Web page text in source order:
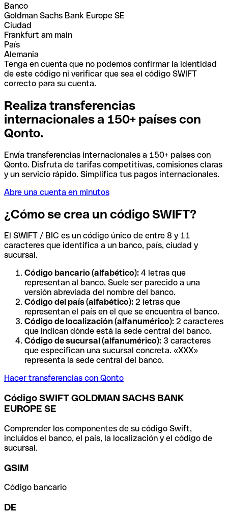
Banco
Goldman Sachs Bank Europe SE
Ciudad
Frankfurt am main
País
Alemania
Tenga en cuenta que no podemos confirmar la identidad
de este código ni verificar que sea el código SWIFT
correcto para su cuenta.
Realiza transferencias
internacionales a 150+ países con
Qonto.
Envía transferencias internacionales a 150+ países con
Qonto. Disfruta de tarifas competitivas, comisiones claras
y un servicio rápido. Simplifica tus pagos internacionales.
Abre una cuenta en minutos
¿Cómo se crea un código SWIFT?
El SWIFT / BIC es un código único de entre 8 y 11
caracteres que identifica a un banco, país, ciudad y
sucursal.
Código bancario (alfabético): 4 letras que
representan al banco. Suele ser parecido a una
versión abreviada del nombre del banco.
Código del país (alfabético): 2 letras que
representan el país en el que se encuentra el banco.
Código de localización (alfanumérico): 2 caracteres
que indican dónde está la sede central del banco.
Código de sucursal (alfanumérico): 3 caracteres
que especifican una sucursal concreta. «XXX»
representa la sede central del banco.
Hacer transferencias con Qonto
Código SWIFT GOLDMAN SACHS BANK
EUROPE SE
Comprender los componentes de su código Swift,
incluidos el banco, el país, la localización y el código de
sucursal.
GSIM
Código bancario
DE